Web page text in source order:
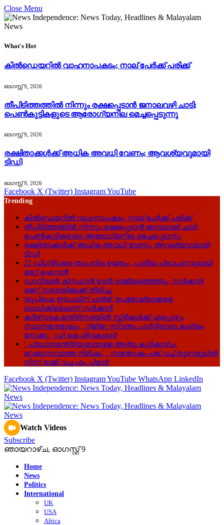
Close Menu
What's Hot
കിൽഡെയറിൽ വാഹനാപകടം; നാല് പേർക്ക് പരിക്ക്
ഓഗസ്റ്റ്‌ 9, 2026
തീപിടിത്തത്തിൽ നിന്നും രക്ഷപ്പെടാൻ ജനാലവഴി ചാടി;
പെൺകുട്ടികളുടെ ആരോഗ്യനില മെച്ചപ്പെടുന്നു
ഓഗസ്റ്റ്‌ 9, 2026
രക്ഷിതാക്കൾക്ക് അധിക അവധി വേണം; ആവശ്യവുമായി
ടിഡി
ഓഗസ്റ്റ്‌ 9, 2026
Facebook X (Twitter) InstagramYouTube
Trending
കിൽഡെയറിൽ വാഹനാപകടം; നാല് പേർക്ക് പരിക്ക്
തീപിടിത്തത്തിൽ നിന്നും രക്ഷപ്പെടാൻ ജനാലവഴി ചാടി;
പെൺകുട്ടികളുടെ ആരോഗ്യനില മെച്ചപ്പെടുന്നു
രക്ഷിതാക്കൾക്ക് അധിക അവധി വേണം; ആവശ്യവുമായി
ടിഡി
25 ഡിഗ്രിവരെ താപനില ഉയരും; പുതിയ പ്രവചനവുമായി
മെറ്റ് ഐറാൻ
ഡാനിയൽ കിനഹാൻ ഉടൻ രാജ്യത്തെത്തും; സർക്കാർ
ജെറ്റ് ദുബായിലേക്ക് തിരിച്ചു
യുപിഐ ഇടപാടിന് ചാര്‍ജ്; ഉപഭോക്താക്കളെ
ബാധിക്കില്ലെന്ന് സർക്കാർ
കർണാടക മന്ത്രിസഭയിൽ സ്ത്രീകൾക്ക് എപ്പോഴും
സ്ഥാനമുണ്ടാകും ; റിജിജു സ്വന്തം പാർട്ടിയുടെ കാര്യം
നോക്കൂ ; ഡി കെ ശിവകുമാർ
‘ പ്രധാനമന്ത്രിയുമായുള്ള ആദ്യ കൂടിക്കാഴ്ച,
മറക്കാനാവാത്ത നിമിഷം’ ; സന്തോഷം പങ്ക് വച്ച് തൃണമൂലിൽ
നിന്ന് രാജി വച്ച എം പിമാർ
Facebook X (Twitter) InstagramYouTube WhatsApp LinkedIn
Watch Videos
Subscribe
ഞായറാഴ്‌ച, ഓഗസ്റ്റ്‌ 9
Home
News
Politics
International
UK
USA
Africa